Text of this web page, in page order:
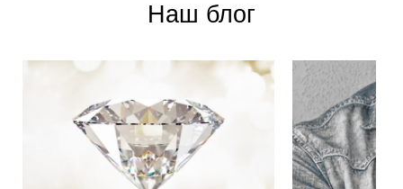
Наш блог